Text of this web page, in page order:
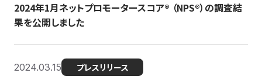
2024年1月ネットプロモータースコア®︎ （NPS®︎）の調査結
果を公開しました
2024.03.15 プレスリリース